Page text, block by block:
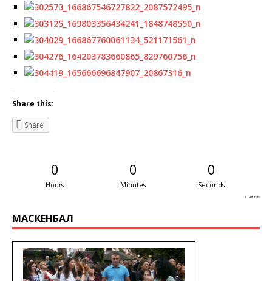
Share this:
Share
0
Hours
0
Minutes
0
Seconds
↑ Get this
МАСКЕНБАЛ